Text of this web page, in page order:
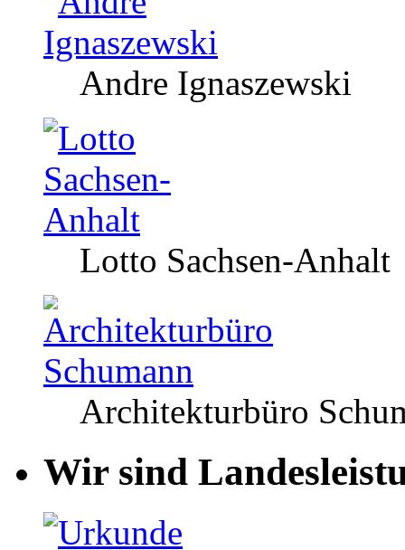
Andre Ignaszewski
Lotto Sachsen-Anhalt
Architekturbüro
Wir sind